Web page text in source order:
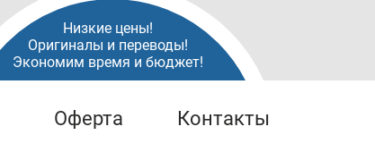
Низкие цены!
Оригиналы и переводы!
Экономим время и бюджет!
Оферта Контакты